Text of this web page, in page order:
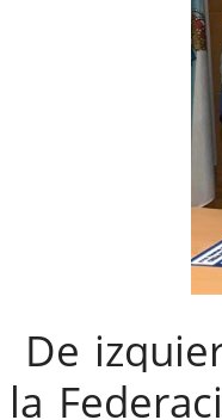
De
la